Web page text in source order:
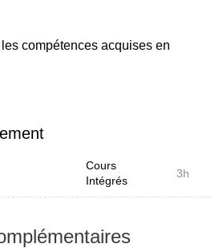
compétences acquises en
Cours
Intégrés
3h